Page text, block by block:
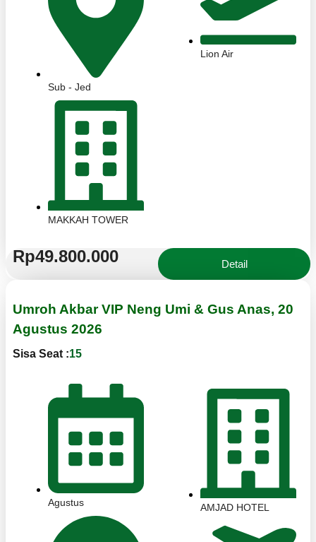
Sub - Jed
MAKKAH TOWER
Lion Air
Rp49.800.000 Detail
Umroh Akbar VIP Neng Umi & Gus Anas, 20
Agustus 2026
Sisa Seat :15
Agustus AMJAD HOTEL